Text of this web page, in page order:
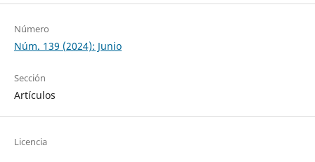
Número
Núm. 139 (2024): Junio
Sección
Artículos
Licencia